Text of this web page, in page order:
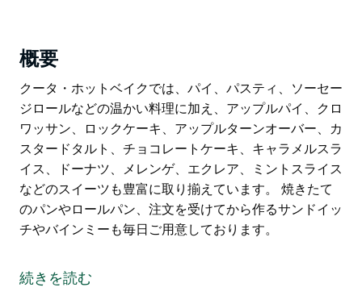
概要
クータ・ホットベイクでは、パイ、パスティ、ソーセー
ジロールなどの温かい料理に加え、アップルパイ、クロ
ワッサン、ロックケーキ、アップルターンオーバー、カ
スタードタルト、チョコレートケーキ、キャラメルスラ
イス、ドーナツ、メレンゲ、エクレア、ミントスライス
などのスイーツも豊富に取り揃えています。 焼きたて
のパンやロールパン、注文を受けてから作るサンドイッ
チやバインミーも毎日ご用意しております。
ジロールなどの温かい料理に加え、アップルパイ、クロ
ワッサン、ロックケーキ、アップルターンオーバー、カ
続きを読む